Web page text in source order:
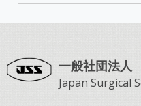
一般社団法
Japan Surgical